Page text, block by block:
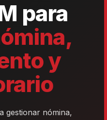
para
y
gestionar nómina,